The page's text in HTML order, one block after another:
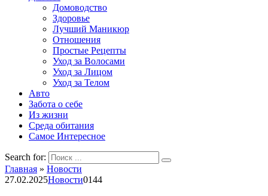
Домоводство
Здоровье
Лучший Маникюр
Отношения
Простые Рецепты
Уход за Волосами
Уход за Лицом
Уход за Телом
Авто
Забота о себе
Из жизни
Среда обитания
Самое Интересное
Search for:
Главная » Новости
27.02.2025Новости0144